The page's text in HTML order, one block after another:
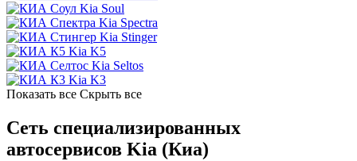
Kia Soul
Kia Spectra
Kia Stinger
Kia K5
Kia Seltos
Kia K3
Показать все Скрыть все
Сеть специализированных
автосервисов Kia (Киа)